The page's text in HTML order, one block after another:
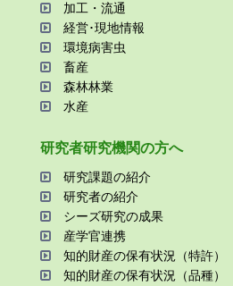
加⼯・流通
経営･現地情報
環境病害⾍
畜産
森林林業
⽔産
研究者研究機関の⽅へ
研究課題の紹介
研究者の紹介
シーズ研究の成果
産学官連携
知的財産の保有状況（特許）
知的財産の保有状況（品種）